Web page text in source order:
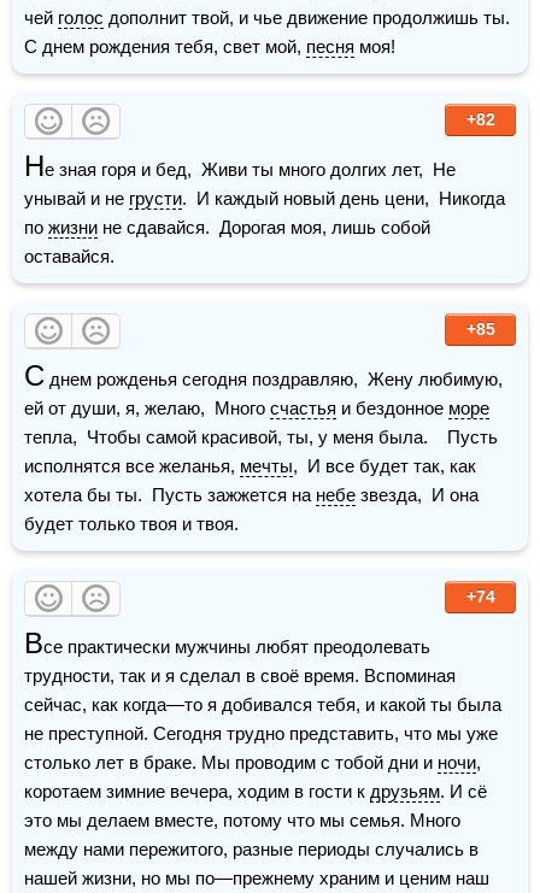
чей голос дополнит твой, и чье движение продолжишь ты.
С днем рождения тебя, свет мой, песня моя!
+82
Не зная горя и бед,  Живи ты много долгих лет,  Не
унывай и не грусти.  И каждый новый день цени,  Никогда
по жизни не сдавайся.  Дорогая моя, лишь собой
оставайся.
+85
С днем рожденья сегодня поздравляю,  Жену любимую,
ей от души, я, желаю,  Много счастья и бездонное море
тепла,  Чтобы самой красивой, ты, у меня была.    Пусть
исполнятся все желанья, мечты,  И все будет так, как
хотела бы ты.  Пусть зажжется на небе звезда,  И она
будет только твоя и твоя.
+74
Все практически мужчины любят преодолевать
трудности, так и я сделал в своё время. Вспоминая
сейчас, как когда—то я добивался тебя, и какой ты была
не преступной. Сегодня трудно представить, что мы уже
столько лет в браке. Мы проводим с тобой дни и ночи,
коротаем зимние вечера, ходим в гости к друзьям. И сё
это мы делаем вместе, потому что мы семья. Много
между нами пережитого, разные периоды случались в
нашей жизни, но мы по—прежнему храним и ценим наш